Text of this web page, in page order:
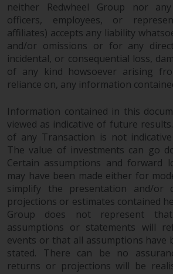
Anlageberatung und
berücksichtigt nicht die
Anlagebedürfnisse eines
bestimmten Anlegers
bestimmter Anleger.
als Anlage-, Steuer-,
sonstige Beratung
werden.
Risikowarnung
Die frühere
eines von Redwheel
Fonds ist kein Hinweis
zukünftige
neither Redwheel Group nor
officers, employees, or
affiliates) accepts any liability
and/or omissions or for any
incidental, or consequential loss,
of any kind howsoever arising
reliance on, any information
Information contained in this
viewed as indicative of future
of any Transaction is not
The value of investments can go
Certain assumptions and forward
may have been made either for
simplify the presentation and/or
projections or estimates contained
Group does not represent
assumptions or statements will
events or that all assumptions have
stated. There can be no
returns or projections will be